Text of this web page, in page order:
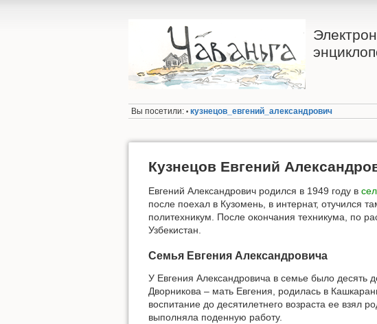
Вы посетили: • кузнецов_евгений_александрович
Кузнецов Евгений
Евгений Александрович родился в 1949 году в
после поехал в Кузомень, в интернат, отучился
политехникум. После окончания техникума, по
Узбекистан.
Семья Евгения Александровича
У Евгения Александровича в семье было
Дворникова – мать Евгения, родилась в
воспитание до десятилетнего возраста ее
выполняла поденную работу.